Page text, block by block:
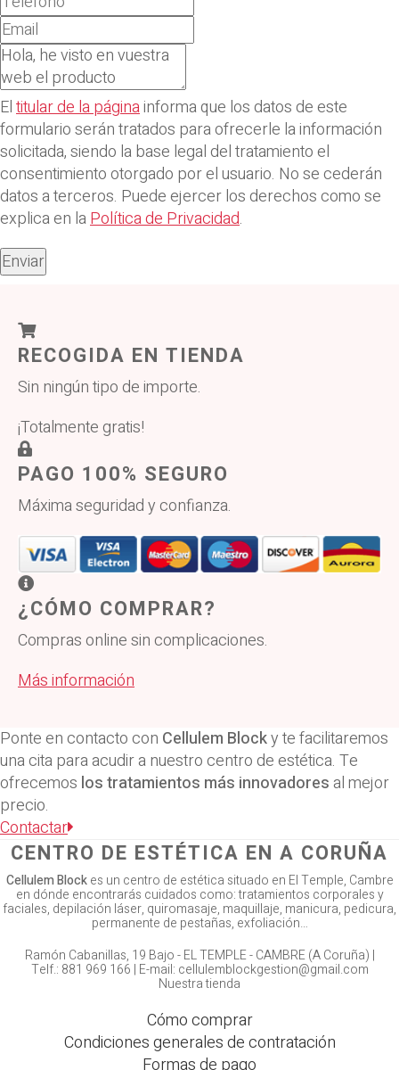
Eltitular de la páginainforma que los datos de este
formulario serán tratados para ofrecerle la información
solicitada, siendo la base legal del tratamiento el
consentimiento otorgado por el usuario. No se cederán
datos a terceros. Puede ejercer los derechos como se
explica en laPolítica de Privacidad.
RECOGIDA EN TIENDA
Sin ningún tipo de importe.
¡Totalmente gratis!
PAGO 100% SEGURO
Máxima seguridad y confianza.
¿CÓMO COMPRAR?
Compras online sin complicaciones.
Más información
Ponte en contacto con Cellulem Blocky te facilitaremos
una cita para acudir a nuestro centro de estética. Te
ofrecemos los tratamientos más innovadoresal mejor
precio.
Contactar
CENTRO DE ESTÉTICA EN A CORUÑA
Cellulem Blockes un centro de estética situado en El Temple, Cambre
en dónde encontrarás cuidados como: tratamientos corporales y
faciales, depilación láser, quiromasaje, maquillaje, manicura, pedicura,
permanente de pestañas, exfoliación…
Ramón Cabanillas, 19 Bajo -EL TEMPLE - CAMBRE (A Coruña) |
Telf.: 881 969 166 | E-mail: cellulemblockgestion@gmail.com
Nuestra tienda
Cómo comprar
Condiciones generales de contratación
Formas de pago